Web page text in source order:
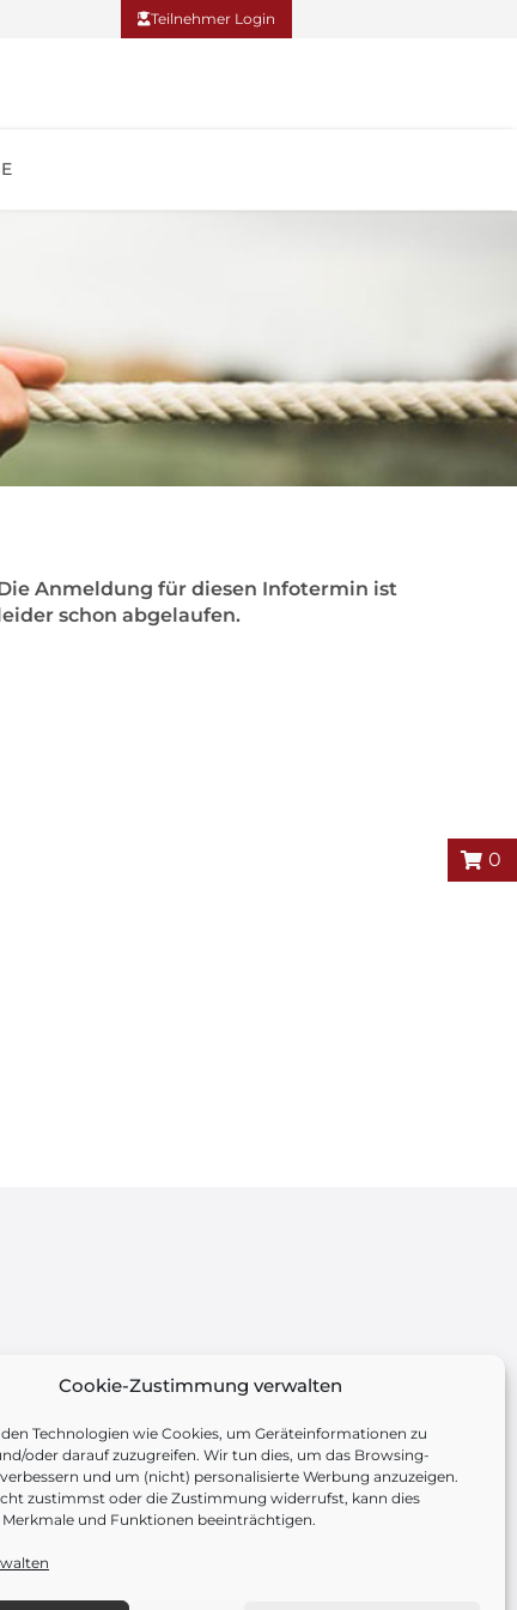
Cookie-Zustimmung verwalten
Technologien wie Cookies, um Geräteinformationen zu
oder darauf zuzugreifen. Wir tun dies, um das Browsing-
und um (nicht) personalisierte Werbung anzuzeigen.
zustimmst oder die Zustimmung widerrufst, kann dies
und Funktionen beeinträchtigen.
Teilnehmer Login
0
Anmeldung für diesen Infotermin ist
schon abgelaufen.